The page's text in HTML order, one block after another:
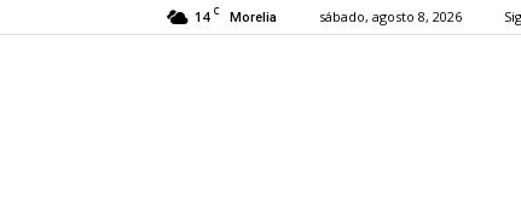
14 C Morelia sábado, agosto 8, 2026